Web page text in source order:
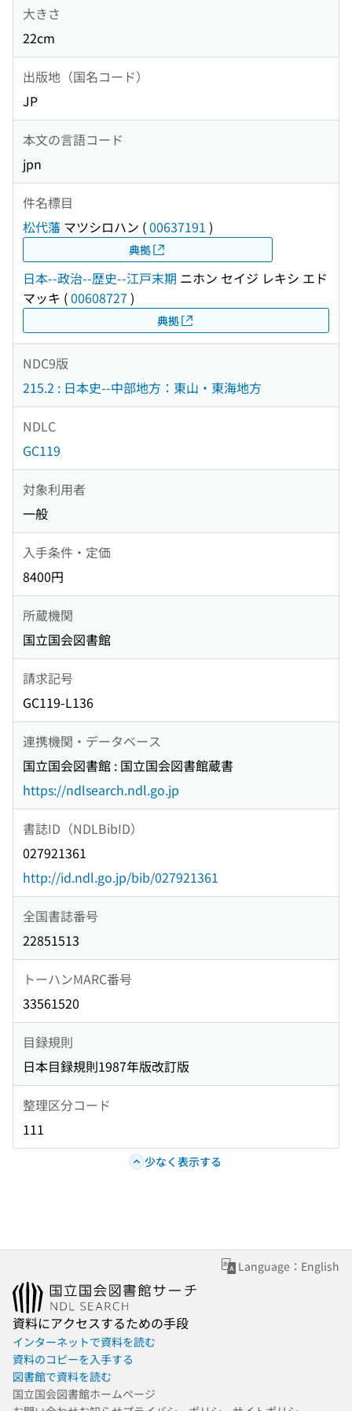
大きさ
22cm
出版地（国名コード）
JP
本文の言語コード
jpn
件名標目
松代藩 マツシロハン (00637191 )
典拠
日本--政治--歴史--江戸末期 ニホン セイジ レキシ エド
マッキ (00608727 )
典拠
NDC9版
215.2 : 日本史--中部地方：東山・東海地方
NDLC
GC119
対象利用者
一般
入手条件・定価
8400円
所蔵機関
国立国会図書館
請求記号
GC119-L136
連携機関・データベース
国立国会図書館 : 国立国会図書館蔵書
https://ndlsearch.ndl.go.jp
書誌ID（NDLBibID）
027921361
http://id.ndl.go.jp/bib/027921361
全国書誌番号
22851513
トーハンMARC番号
33561520
目録規則
日本目録規則1987年版改訂版
整理区分コード
111
少なく表示する
Language：English
資料にアクセスするための手段
インターネットで資料を読む
資料のコピーを入手する
図書館で資料を読む
国立国会図書館ホームページ